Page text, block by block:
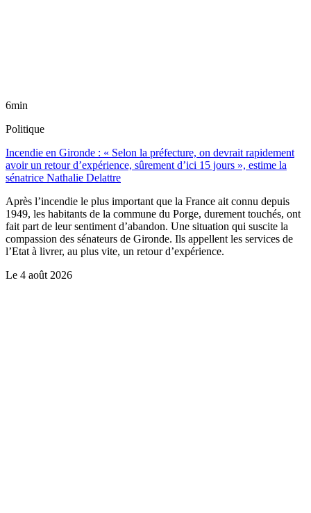
6min
Politique
Incendie en Gironde : « Selon la préfecture, on devrait rapidement
avoir un retour d’expérience, sûrement d’ici 15 jours », estime la
sénatrice Nathalie Delattre
Après l’incendie le plus important que la France ait connu depuis
1949, les habitants de la commune du Porge, durement touchés, ont
fait part de leur sentiment d’abandon. Une situation qui suscite la
compassion des sénateurs de Gironde. Ils appellent les services de
l’Etat à livrer, au plus vite, un retour d’expérience.
Le 4 août 2026